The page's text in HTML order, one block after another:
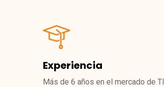
Experiencia
Más de 6 años en el mercado de TI